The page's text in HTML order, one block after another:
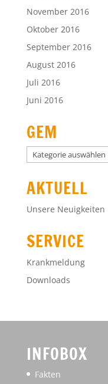
November 2016
Oktober 2016
September 2016
August 2016
Juli 2016
Juni 2016
GEM
GEM
AKTUELL
Unsere Neuigkeiten
SERVICE
Krankmeldung
Downloads
INFOBOX
Fakten